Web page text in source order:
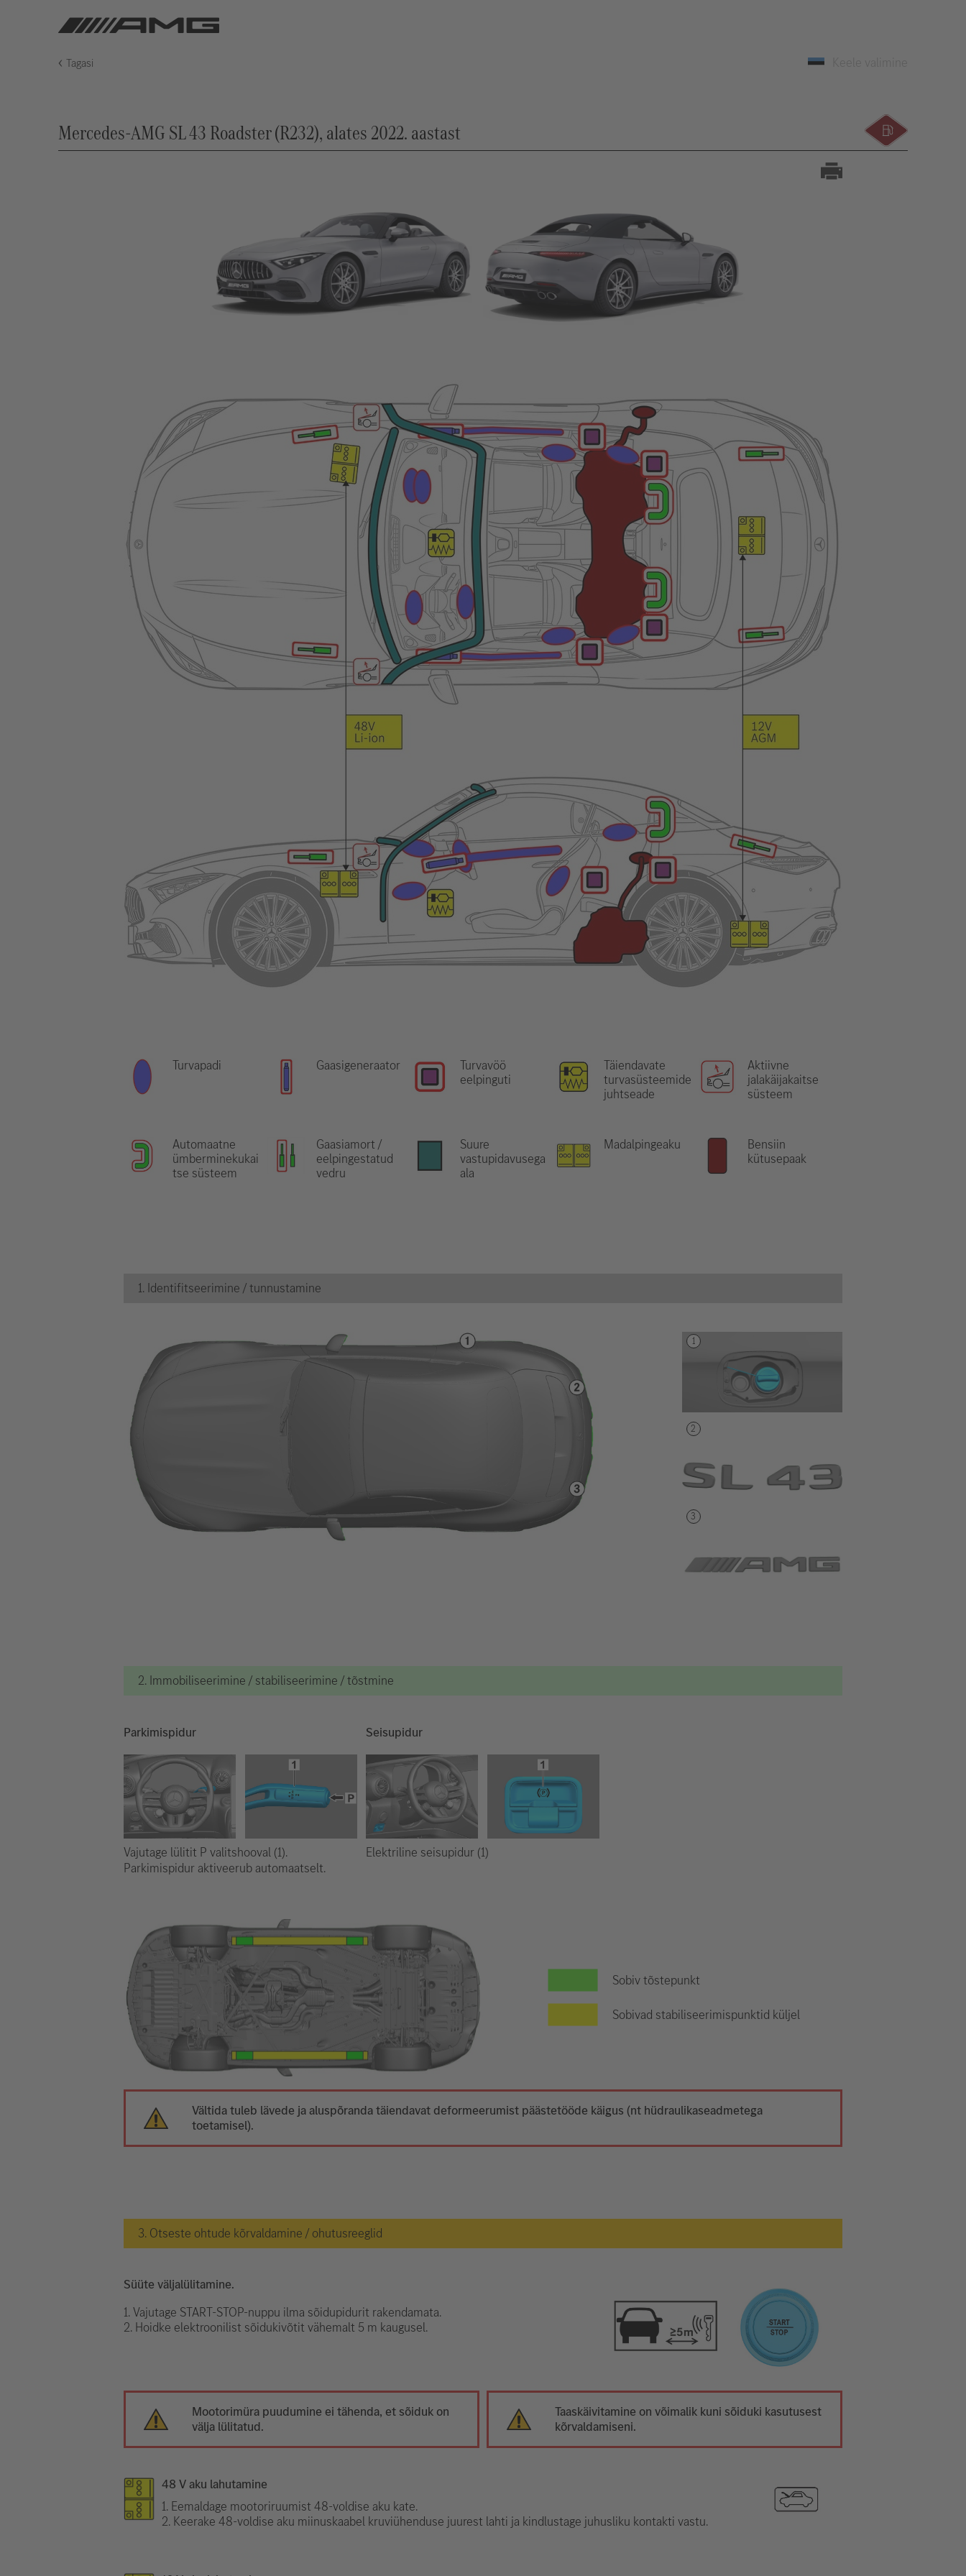
Tagasi
Mercedes-AMG SL 43 Roadster (R232), alates 2022. aastast
Turvapadi Gaasigeneraator
Turvavöö
eelpinguti
Täiendavate
turvasüsteemide
juhtseade
Aktiivne
jalakäijakaitse
süsteem
Automaatne
ümberminekukai
tse süsteem
Gaasiamort /
eelpingestatud
vedru
Suure
vastupidavusega
ala
Madalpingeaku
Bensiin
kütusepaak
1. Identifitseerimine / tunnustamine
2. Immobiliseerimine / stabiliseerimine / tõstmine
Parkimispidur
Vajutage lülitit P valitshooval (1).
Parkimispidur aktiveerub automaatselt.
Seisupidur
Elektriline seisupidur (1)
Sobiv tõstepunkt
Sobivad stabiliseerimispunktid küljel
Vältida tuleb lävede ja aluspõranda täiendavat deformeerumist päästetööde käigus (nt hüdraulikaseadmetega
toetamisel).
3. Otseste ohtude kõrvaldamine / ohutusreeglid
Süüte väljalülitamine.
1. Vajutage START-STOP-nuppu ilma sõidupidurit rakendamata.
2. Hoidke elektroonilist sõidukivõtit vähemalt 5 m kaugusel.
Mootorimüra puudumine ei tähenda, et sõiduk on
välja lülitatud.
Taaskäivitamine on võimalik kuni sõiduki kasutusest
kõrvaldamiseni.
48 V aku lahutamine
1. Eemaldage mootoriruumist 48-voldise aku kate.
2. Keerake 48-voldise aku miinuskaabel kruviühenduse juurest lahti ja kindlustage juhusliku kontakti vastu.